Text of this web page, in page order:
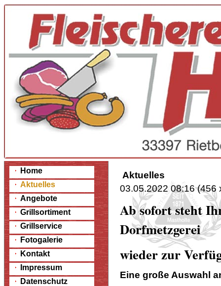
Home
Aktuelles
Angebote
Grillsortiment
Grillservice
Fotogalerie
Kontakt
Impressum
Datenschutz
Aktuelles
03.05.2022 08:16(456
Ab sofort steht
Dorfmetzgerei
wieder zur
Eine große Auswahl